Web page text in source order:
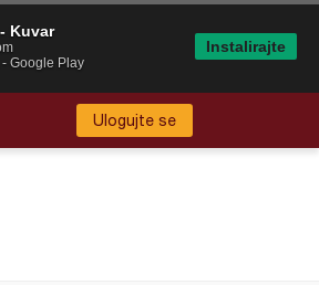
Ulogujte se
Kuvar
Google Play
Instalirajte